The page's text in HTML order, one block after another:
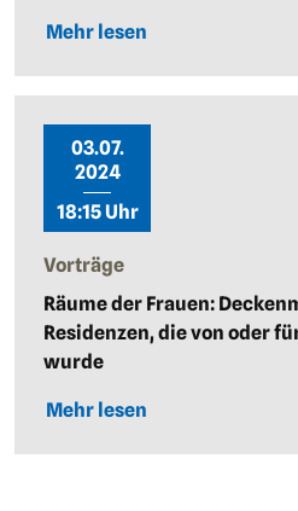
Mehr lesen
03.07.
2024
18:15 Uhr
Vorträge
Räume der Frauen:
Residenzen, die von oder
wurde
Mehr lesen